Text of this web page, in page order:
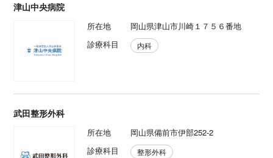
津山中央病院
所在地
岡山県津山市川崎１７５６番地
診療科目
内科
武田整形外科
所在地
岡山県備前市伊部252-2
診療科目
整形外科